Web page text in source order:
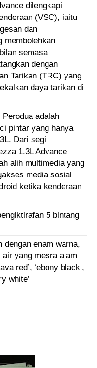
dilengkapi
(VSC), iaitu
dan
membolehkan
semasa
dengan
Tarikan (TRC) yang
daya tarikan di
adalah
pintar yang hanya
Dari segi
1.3L Advance
alih multimedia yang
media sosial
ketika kenderaan
5 bintang
dengan enam warna,
yang mesra alam
red’, ‘ebony black’,
white’